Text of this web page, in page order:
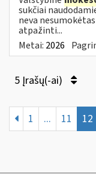
sukčiai
neva
atpažinti...
Metai: 2026
5 Įrašų(-ai)
1 ... 11 12